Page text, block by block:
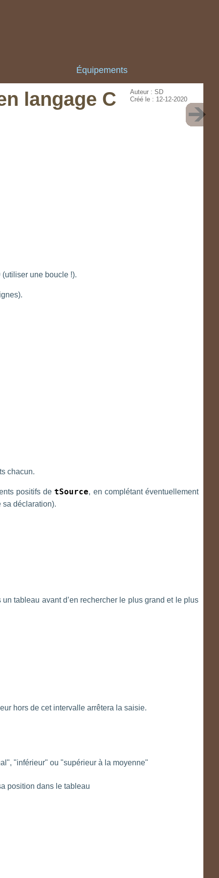
Équipements
Auteur : SD
Créé le : 12-12-2020
langage C
une boucle !).
chacun.
positifs detSource, en complétant éventuellement
sa déclaration).
tableau avant d’en rechercher le plus grand et le plus
hors de cet intervalle arrêtera la saisie.
"inférieur" ou "supérieur à la moyenne"
position dans le tableau